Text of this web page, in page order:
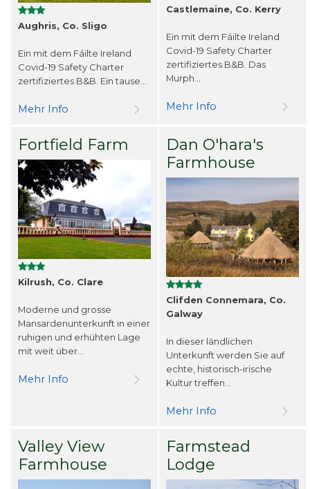
Aughris, Co. Sligo
Ein mit dem Fáilte Ireland
Covid-19 Safety Charter
zertifiziertes B&B. Ein tause...
Mehr Info
Castlemaine, Co. Kerry
Ein mit dem Fáilte Ireland
Covid-19 Safety Charter
zertifiziertes B&B. Das
Murph...
Mehr Info
Fortfield Farm
Kilrush, Co. Clare
Moderne und grosse
Mansardenunterkunft in einer
ruhigen und erhühten Lage
mit weit über...
Mehr Info
Dan O'hara's
Farmhouse
Clifden Connemara, Co.
Galway
In dieser ländlichen
Unterkunft werden Sie auf
echte, historisch-irische
Kultur treffen...
Mehr Info
Valley View
Farmhouse
Farmstead
Lodge